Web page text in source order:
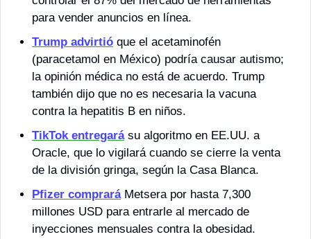
para vender anuncios en línea.
Trump advirtió que el acetaminofén
(paracetamol en México) podría causar autismo;
la opinión médica no está de acuerdo. Trump
también dijo que no es necesaria la vacuna
contra la hepatitis B en niños.
TikTok entregará su algoritmo en EE.UU. a
Oracle, que lo vigilará cuando se cierre la venta
de la división gringa, según la Casa Blanca.
Pfizer comprará Metsera por hasta 7,300
millones USD para entrarle al mercado de
inyecciones mensuales contra la obesidad.